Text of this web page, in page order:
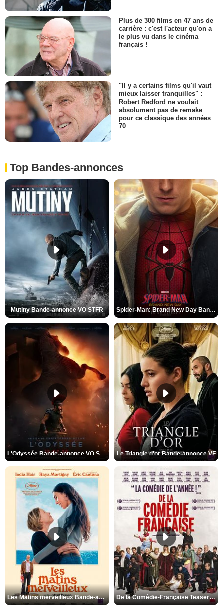
Plus de 300 films en 47 ans de
carrière : c'est l'acteur qu'on a
le plus vu dans le cinéma
français !
"Il y a certains films qu'il vaut
mieux laisser tranquilles" :
Robert Redford ne voulait
absolument pas de remake
pour ce classique des années
70
Top Bandes-annonces
Mutiny Bande-annonce VO STFR Spider-Man: Brand New Day Bande-annonce VO STFR
L'Odyssée Bande-annonce VO STFR Le Triangle d'or Bande-annonce VF
Les Matins merveilleux Bande-annonce VF De la Comédie-Française Teaser VF